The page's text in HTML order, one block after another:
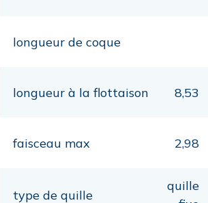
longueur de coque
longueur à la flottaison 8,53
faisceau max 2,98
type de quille
quille